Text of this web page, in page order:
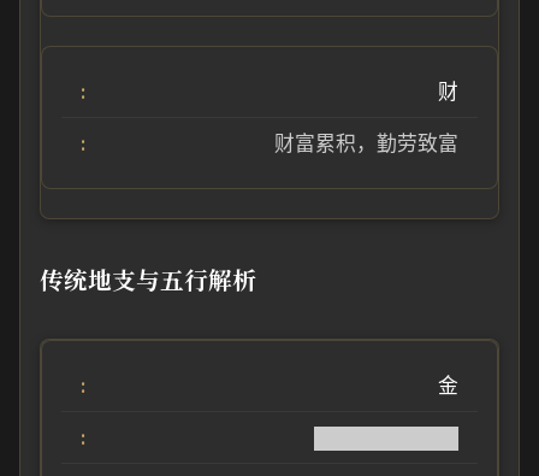
财
财富累积，勤劳致富
传统地支与五行解析
金